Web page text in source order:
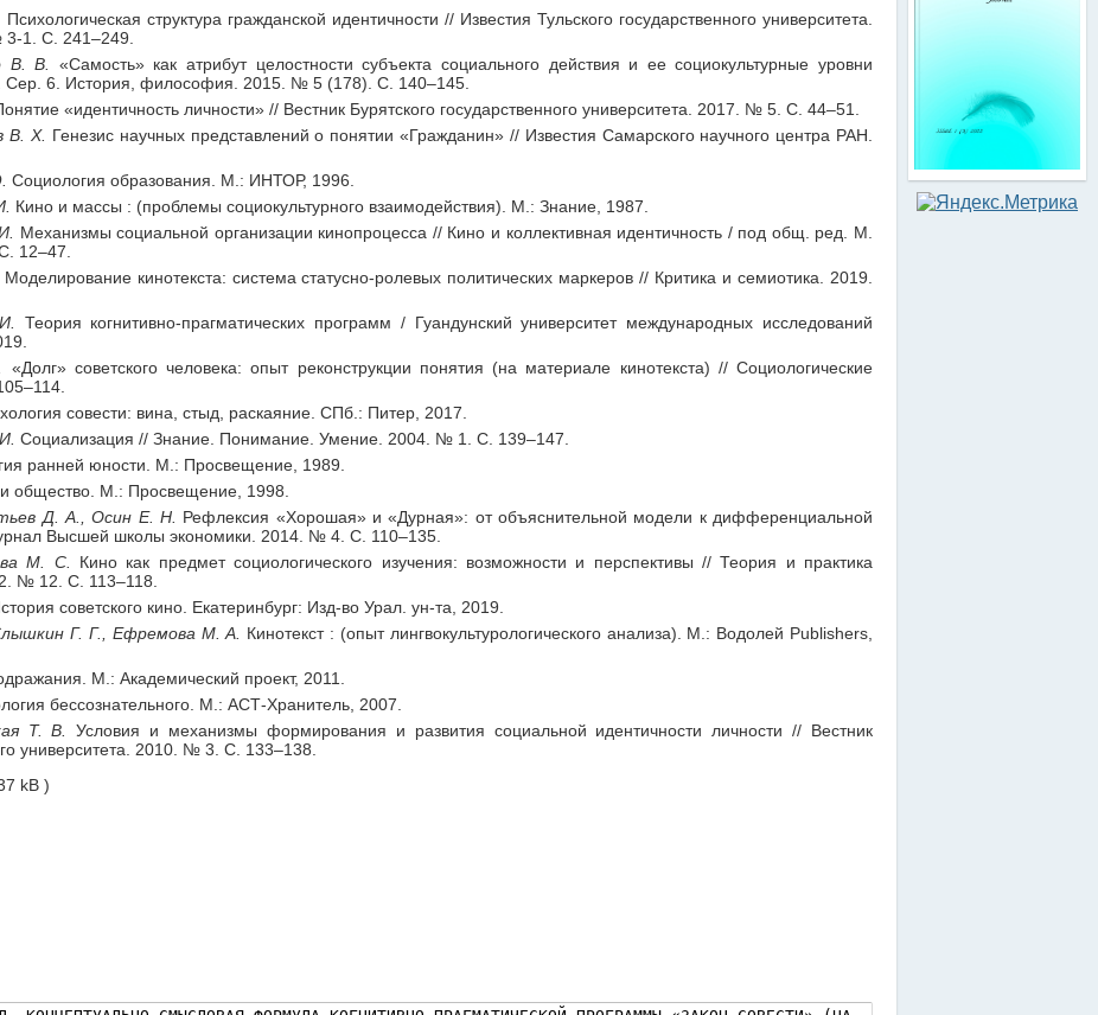
Психологическая структура гражданской идентичности // Известия Тульского государственного университета.
1. С. 241–249.
В. В.
«Самость» как атрибут целостности субъекта социального действия и ее социокультурные уровни
6. История, философия. 2015. № 5 (178). С. 140–145.
«идентичность личности» // Вестник Бурятского государственного университета. 2017. № 5. С. 44–51.
В. Х. Генезис научных представлений о понятии «Гражданин» // Известия Самарского научного центра РАН.
Социология образования. М.: ИНТОР, 1996.
Кино и массы : (проблемы социокультурного взаимодействия). М.: Знание, 1987.
Механизмы социальной организации кинопроцесса // Кино и коллективная идентичность / под общ. ред. М.
12–47.
Моделирование кинотекста: система статусно-ролевых политических маркеров // Критика и семиотика. 2019.
Теория когнитивно-прагматических программ / Гуандунский университет международных исследований
«Долг» советского человека: опыт реконструкции понятия (на материале кинотекста) // Социологические
совести: вина, стыд, раскаяние. СПб.: Питер, 2017.
Социализация // Знание. Понимание. Умение. 2004. № 1. С. 139–147.
ранней юности. М.: Просвещение, 1989.
общество. М.: Просвещение, 1998.
Д. А., Осин Е. Н.
Рефлексия «Хорошая» и «Дурная»: от объяснительной модели к дифференциальной
Высшей школы экономики. 2014. № 4. С. 110–135.
М. С.
Кино как предмет социологического изучения: возможности и перспективы // Теория и практика
№ 12. С. 113–118.
советского кино. Екатеринбург: Изд-во Урал. ун-та, 2019.
Г. Г., Ефремова М. А.
Кинотекст : (опыт лингвокультурологического анализа). М.: Водолей Publishers,
М.: Академический проект, 2011.
бессознательного. М.: АСТ-Хранитель, 2007.
Т. В.Условия и механизмы формирования и развития социальной идентичности личности // Вестник
университета. 2010. № 3. С. 133–138.
kB )